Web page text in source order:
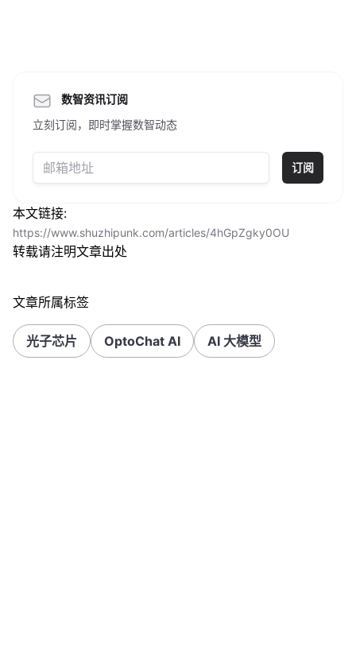
数智资讯订阅
立刻订阅，即时掌握数智动态
订阅
本文链接:
https://www.shuzhipunk.com/articles/4hGpZgky0OU
转载请注明文章出处
文章所属标签
光子芯片 OptoChat AI AI 大模型